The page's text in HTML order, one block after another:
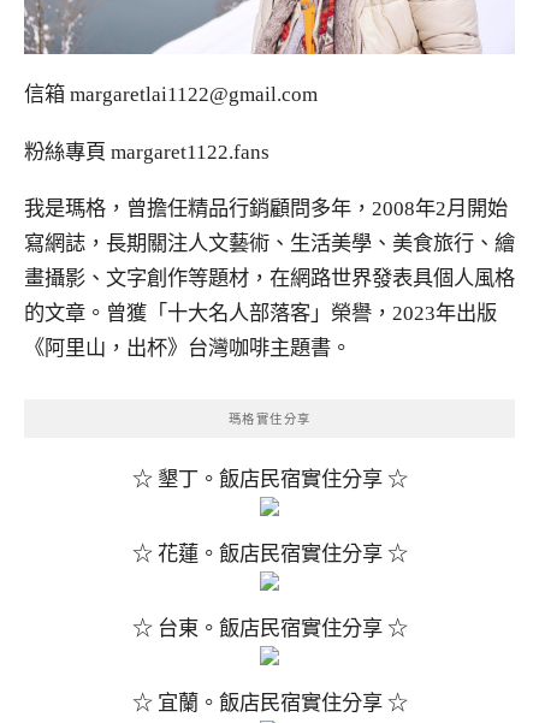
信箱 margaretlai1122@gmail.com
粉絲專頁 margaret1122.fans
我是瑪格，曾擔任精品行銷顧問多年，2008年2月開始
寫網誌，長期關注人文藝術、生活美學、美食旅行、繪
畫攝影、文字創作等題材，在網路世界發表具個人風格
的文章。曾獲「十大名人部落客」榮譽，2023年出版
《阿里山，出杯》台灣咖啡主題書。
瑪格實住分享
☆ 墾丁。飯店民宿實住分享 ☆
☆ 花蓮。飯店民宿實住分享 ☆
☆ 台東。飯店民宿實住分享 ☆
☆ 宜蘭。飯店民宿實住分享 ☆